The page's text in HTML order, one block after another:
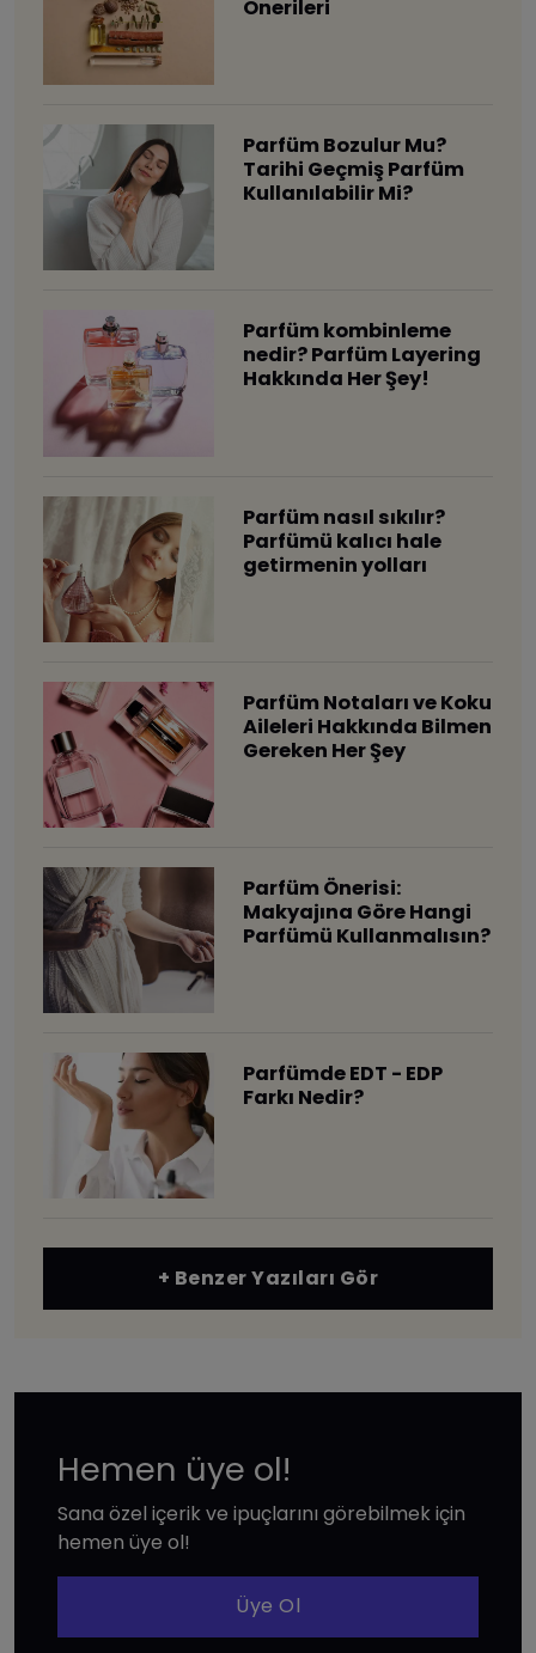
Önerileri
Parfüm Bozulur Mu?
Tarihi Geçmiş Parfüm
Kullanılabilir Mi?
Parfüm kombinleme
nedir? Parfüm Layering
Hakkında Her Şey!
Parfüm nasıl sıkılır?
Parfümü kalıcı hale
getirmenin yolları
Parfüm Notaları ve Koku
Aileleri Hakkında Bilmen
Gereken Her Şey
Parfüm Önerisi:
Makyajına Göre Hangi
Parfümü Kullanmalısın?
Parfümde EDT - EDP
Farkı Nedir?
+ Benzer Yazıları Gör
Hemen üye ol!
Sana özel içerik ve ipuçlarını görebilmek için
hemen üye ol!
Üye Ol